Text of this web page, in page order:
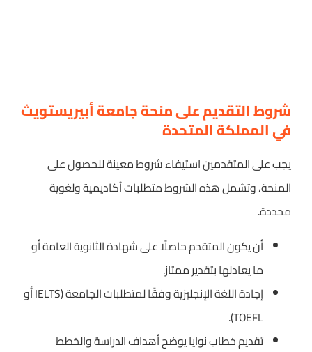
شروط التقديم على منحة جامعة أبيريستويث
في المملكة المتحدة
يجب على المتقدمين استيفاء شروط معينة للحصول على
المنحة، وتشمل هذه الشروط متطلبات أكاديمية ولغوية
محددة.
أن يكون المتقدم حاصلًا على شهادة الثانوية العامة أو
ما يعادلها بتقدير ممتاز.
إجادة اللغة الإنجليزية وفقًا لمتطلبات الجامعة (IELTS أو
TOEFL).
تقديم خطاب نوايا يوضح أهداف الدراسة والخطط